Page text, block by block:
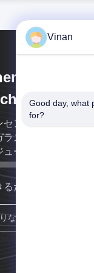
センAnpoの知性の
ラスを専門にしてい
ュールは、経験の多
るだけ早く連絡しま
Vinan
Good day, what
for?